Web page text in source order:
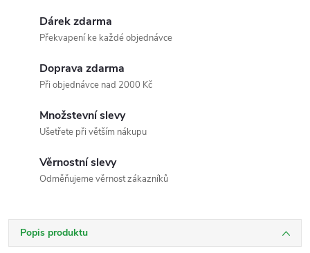
Dárek zdarma
Překvapení ke každé objednávce
Doprava zdarma
Při objednávce nad 2000 Kč
Množstevní slevy
Ušetřete při větším nákupu
Věrnostní slevy
Odměňujeme věrnost zákazníků
Popis produktu